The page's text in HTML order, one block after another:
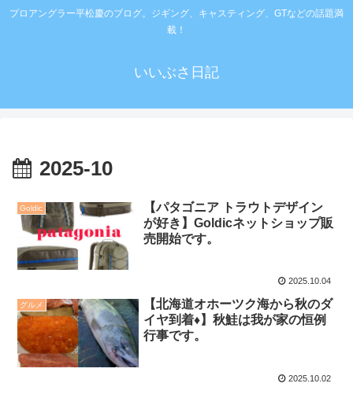
プロアングラー平松慶のブログ。ジギング、キャスティング、GTなどの話題満
載！
いいぶさ日記
2025-10
Goldic
【パタゴニア トラウトデザイン
が好き】Goldicネットショップ販
売開始です。
2025.10.04
グルメ
【北海道オホーツク海から秋のダ
イヤ到着♦️】秋鮭は我が家の恒例
行事です。
2025.10.02